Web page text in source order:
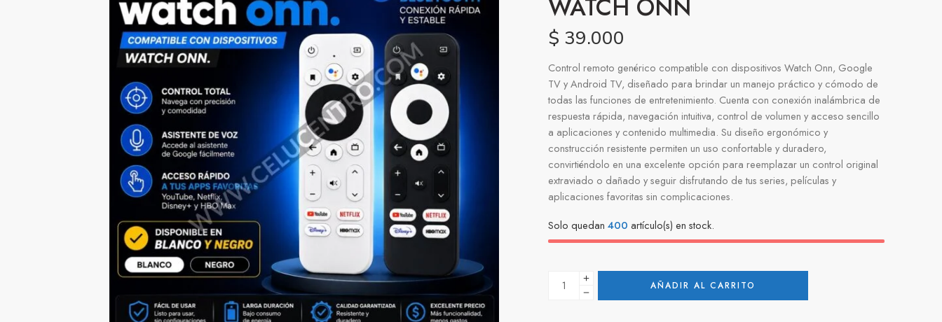
WATCH ONN
$ 39.000
Control remoto genérico compatible con dispositivos Watch Onn, Google
TV y Android TV, diseñado para brindar un manejo práctico y cómodo de
todas las funciones de entretenimiento. Cuenta con conexión inalámbrica de
respuesta rápida, navegación intuitiva, control de volumen y acceso sencillo
a aplicaciones y contenido multimedia. Su diseño ergonómico y
construcción resistente permiten un uso confortable y duradero,
convirtiéndolo en una excelente opción para reemplazar un control original
extraviado o dañado y seguir disfrutando de tus series, películas y
aplicaciones favoritas sin complicaciones.
Solo quedan 400 artículo(s) en stock.
AÑADIR AL CARRITO